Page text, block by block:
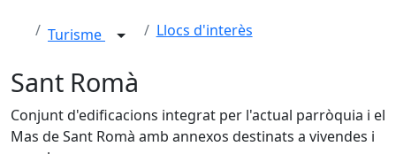
Turisme Llocs d'interès
Sant Romà
Conjunt d'edificacions integrat per l'actual parròquia i el
Mas de Sant Romà amb annexos destinats a vivendes i